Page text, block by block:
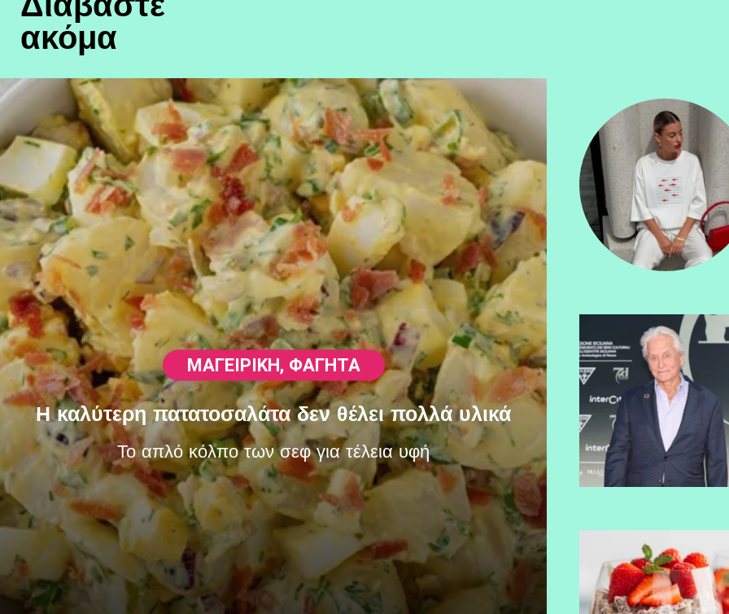
ακόμα
ΜΑΓΕΙΡΙΚΗ, ΦΑΓΗΤΆ
Η καλύτερη πατατοσαλάτα δεν θέλει πολλά υλικά
Το απλό κόλπο των σεφ για τέλεια υφή